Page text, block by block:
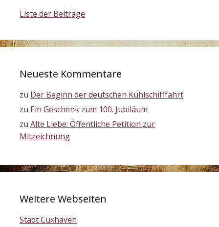
Liste der Beiträge
Neueste Kommentare
zu Der Beginn der deutschen Kühlschifffahrt
zu Ein Geschenk zum 100. Jubiläum
zu Alte Liebe: Öffentliche Petition zur
Mitzeichnung
Weitere Webseiten
Stadt Cuxhaven